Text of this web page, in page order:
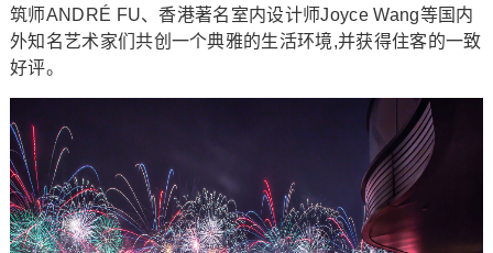
筑师ANDRÉ FU、香港著名室内设计师Joyce Wang等国内
外知名艺术家们共创一个典雅的生活环境,并获得住客的一致
好评。